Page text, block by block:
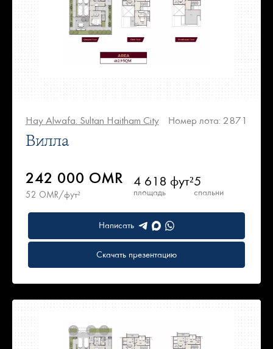
Hay Alwafa. Sultan Haitham City Номер лота: 2871
Вилла
242 000 OMR
52 OMR/фут²
4 618 фут²
площадь
5
спальни
Написать
Скачать презентацию